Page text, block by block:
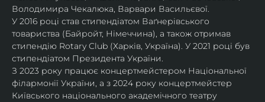
Володимира Чекалюка, Варвари Васильєвої.
У 2016 році став стипендіатом Ваґнерівського
товариства (Байройт, Німеччина), а також отримав
стипендію Rotary Club (Харків, Україна). У 2021 році був
стипендіатом Президента України.
З 2023 року працює концертмейстером Національної
філармонії України, а з 2024 року концертмейстер
Київського національного академічного театру